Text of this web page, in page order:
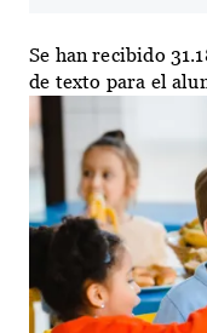
Se han recibido
de texto para el